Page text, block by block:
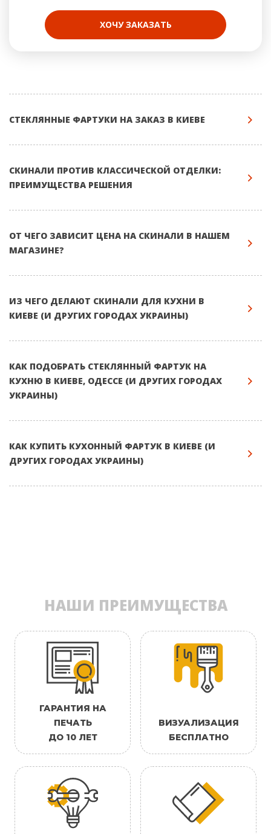
ХОЧУ ЗАКАЗАТЬ
СТЕКЛЯННЫЕ ФАРТУКИ НА ЗАКАЗ В КИЕВЕ
СКИНАЛИ ПРОТИВ КЛАССИЧЕСКОЙ ОТДЕЛКИ:
ПРЕИМУЩЕСТВА РЕШЕНИЯ
ОТ ЧЕГО ЗАВИСИТ ЦЕНА НА СКИНАЛИ В НАШЕМ
МАГАЗИНЕ?
ИЗ ЧЕГО ДЕЛАЮТ СКИНАЛИ ДЛЯ КУХНИ В
КИЕВЕ (И ДРУГИХ ГОРОДАХ УКРАИНЫ)
КАК ПОДОБРАТЬ СТЕКЛЯННЫЙ ФАРТУК НА
КУХНЮ В КИЕВЕ, ОДЕССЕ (И ДРУГИХ ГОРОДАХ
УКРАИНЫ)
КАК КУПИТЬ КУХОННЫЙ ФАРТУК В КИЕВЕ (И
ДРУГИХ ГОРОДАХ УКРАИНЫ)
НАШИ ПРЕИМУЩЕСТВА
ГАРАНТИЯ НА
ПЕЧАТЬ
ДО 10 ЛЕТ
ВИЗУАЛИЗАЦИЯ
БЕСПЛАТНО